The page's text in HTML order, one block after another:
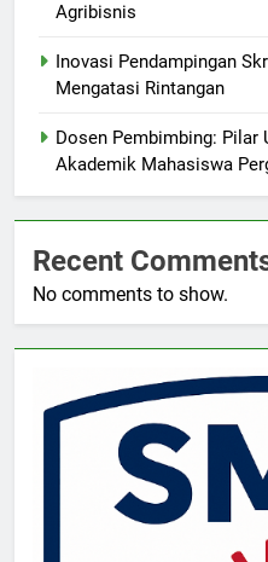
Agribisnis
Inovasi Pendampingan
Mengatasi Rintangan
Dosen Pembimbing: Pilar
Akademik Mahasiswa
Recent
No comments to show.